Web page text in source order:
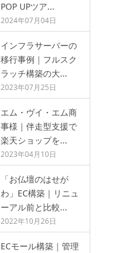
POP UPツア...
2024年07月04日
インフラサーバーの
移行事例｜フルスク
ラッチ構築の大...
2023年07月25日
エム・ヴイ・エム商
事様｜伴走型支援で
楽天ショップを...
2023年04月10日
「お仏壇のはせが
わ」EC構築｜リニュ
ーアル前と比較...
2022年10月26日
ECモール構築｜管理